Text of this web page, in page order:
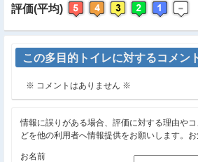
評価(平均)
この多目的トイレに対するコメン
※ コメントはありません ※
情報に誤りがある場合、評価に対する理由や
どを他の利用者へ情報提供をお願いします。
お名前